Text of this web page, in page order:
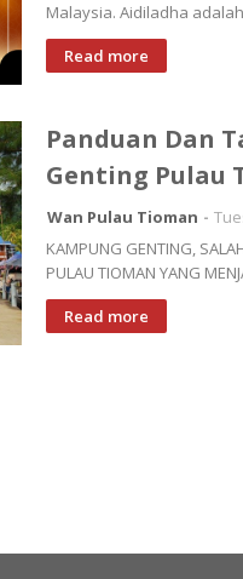
Malaysia. Aidiladha
Read more
Panduan Dan
Genting Pulau
Wan Pulau Tioman
KAMPUNG GENTING,
PULAU TIOMAN YANG
Read more